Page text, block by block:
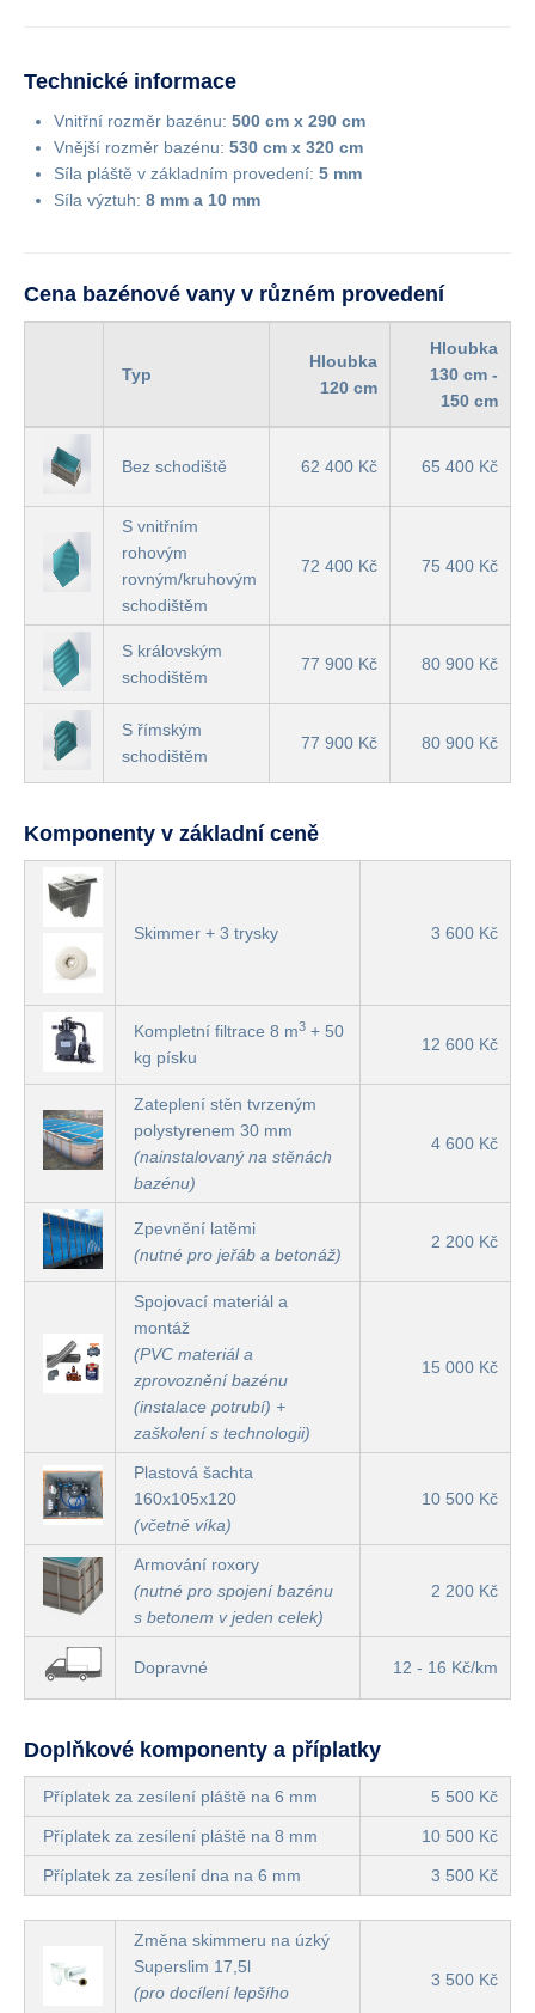
Technické informace
Vnitřní rozměr bazénu: 500 cm x 290 cm
Vnější rozměr bazénu: 530 cm x 320 cm
Síla pláště v základním provedení: 5 mm
Síla výztuh: 8 mm a 10 mm
Cena bazénové vany v různém provedení
Typ
Hloubka
120 cm
Hloubka
130 cm -
150 cm
Bez schodiště 62 400 Kč 65 400 Kč
S vnitřním
rohovým
rovným/kruhovým
schodištěm
72 400 Kč 75 400 Kč
S královským
schodištěm
77 900 Kč 80 900 Kč
S římským
schodištěm
77 900 Kč 80 900 Kč
Komponenty v základní ceně
Skimmer + 3 trysky 3 600 Kč
Kompletní filtrace 8 m3 + 50
kg písku
12 600 Kč
Zateplení stěn tvrzeným
polystyrenem 30 mm
(nainstalovaný na stěnách
bazénu)
4 600 Kč
Zpevnění latěmi
(nutné pro jeřáb a betonáž)
2 200 Kč
Spojovací materiál a
montáž
(PVC materiál a
zprovoznění bazénu
(instalace potrubí) +
zaškolení s technologii)
15 000 Kč
Plastová šachta
160x105x120
(včetně víka)
10 500 Kč
Armování roxory
(nutné pro spojení bazénu
s betonem v jeden celek)
2 200 Kč
Dopravné 12 - 16 Kč/km
Doplňkové komponenty a příplatky
Příplatek za zesílení pláště na 6 mm 5 500 Kč
Příplatek za zesílení pláště na 8 mm 10 500 Kč
Příplatek za zesílení dna na 6 mm 3 500 Kč
Změna skimmeru na úzký
Superslim 17,5l
(pro docílení lepšího
3 500 Kč